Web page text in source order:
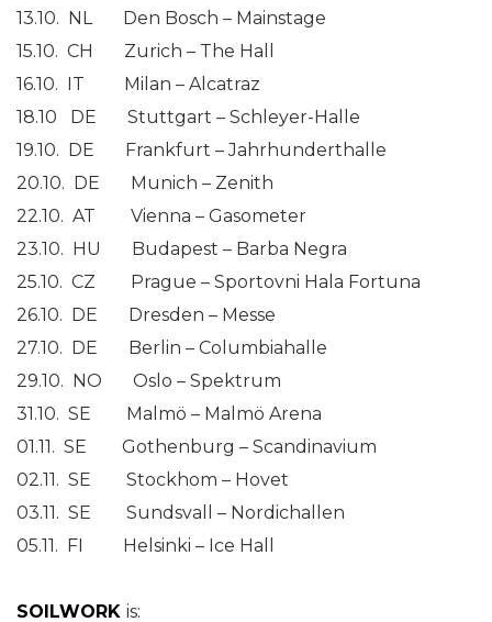
13.10. NL Den Bosch – Mainstage
15.10. CH Zurich – The Hall
16.10. IT Milan – Alcatraz
18.10 DE Stuttgart – Schleyer-Halle
19.10. DE Frankfurt – Jahrhunderthalle
20.10. DE Munich – Zenith
22.10. AT Vienna – Gasometer
23.10. HU Budapest – Barba Negra
25.10. CZ Prague – Sportovni Hala Fortuna
26.10. DE Dresden – Messe
27.10. DE Berlin – Columbiahalle
29.10. NO Oslo – Spektrum
31.10. SE Malmö – Malmö Arena
01.11. SE Gothenburg – Scandinavium
02.11. SE Stockhom – Hovet
03.11. SE Sundsvall – Nordichallen
05.11. FI Helsinki – Ice Hall
SOILWORK is: